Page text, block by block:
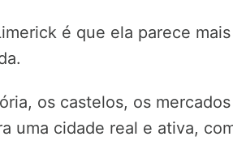
é que ela parece
os castelos, os
uma cidade real e ativa,